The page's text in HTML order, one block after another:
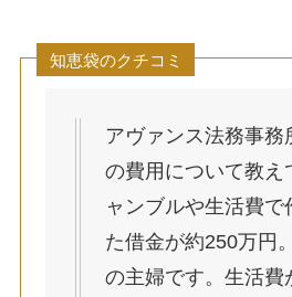
知恵袋のクチコミ
アヴァンス法務事務
の費用について教え
ャンブルや生活費で
た借金が約250万円
の主婦です。生活費